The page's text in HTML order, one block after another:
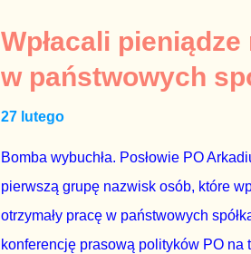
prawdziwe – zagrażają interesowi
prawdziwe” jest konieczne,
reputacji, ale mimo upływu czasu,
oskarżany polityk milczy. Tygod...
Wpłacali
w państwowych
27 lutego
Bomba wybuchła. Posłowie PO
pierwszą grupę nazwisk osób, które
otrzymały pracę w państwowych
konferencję prasową polityków PO